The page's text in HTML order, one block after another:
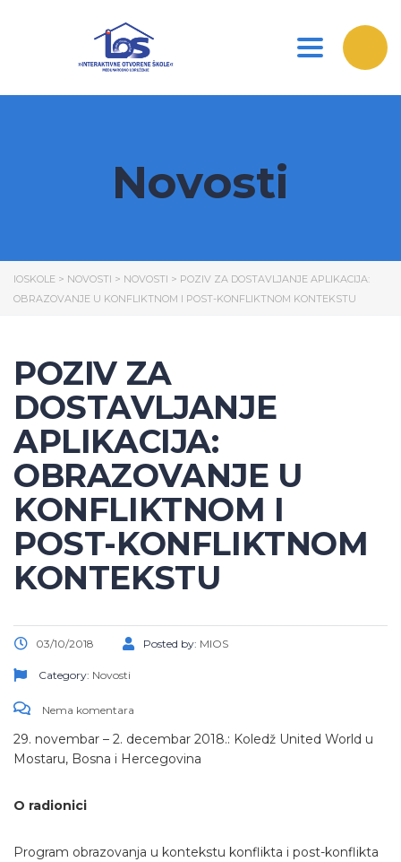
Toggle
Novosti
IOSKOLE > NOVOSTI > NOVOSTI > POZIV ZA DOSTAVLJANJE APLIKACIJA:
OBRAZOVANJE U KONFLIKTNOM I POST-KONFLIKTNOM KONTEKSTU
POZIV ZA
DOSTAVLJANJE
APLIKACIJA:
OBRAZOVANJE U
KONFLIKTNOM I
POST-KONFLIKTNOM
KONTEKSTU
03/10/2018 Posted by: MIOS
Category: Novosti
Nema komentara
29. novembar – 2. decembar 2018.: Koledž United World u
Mostaru, Bosna i Hercegovina
O radionici
Program obrazovanja u kontekstu konflikta i post-konflikta